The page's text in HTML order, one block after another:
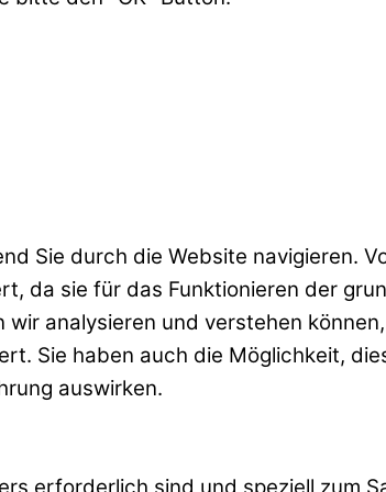
Sie durch die Website navigieren.
da sie für das Funktionieren der
analysieren und verstehen
Sie haben auch die Möglichkeit,
auswirken.
erforderlich sind und speziell zum